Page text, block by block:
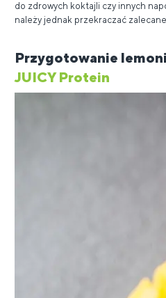
do zdrowych koktajli czy innych
należy jednak przekraczać
Przygotowanie
JUICY Protein